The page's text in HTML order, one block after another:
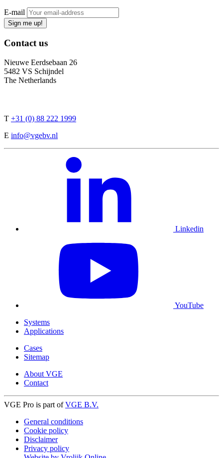
E-mail
Sign me up!
Contact us
Nieuwe Eerdsebaan 26
5482 VS Schijndel
The Netherlands
T +31 (0) 88 222 1999
E info@vgebv.nl
Linkedin
YouTube
Systems
Applications
Cases
Sitemap
About VGE
Contact
VGE Pro is part ofVGE B.V.
General conditions
Cookie policy
Disclaimer
Privacy policy